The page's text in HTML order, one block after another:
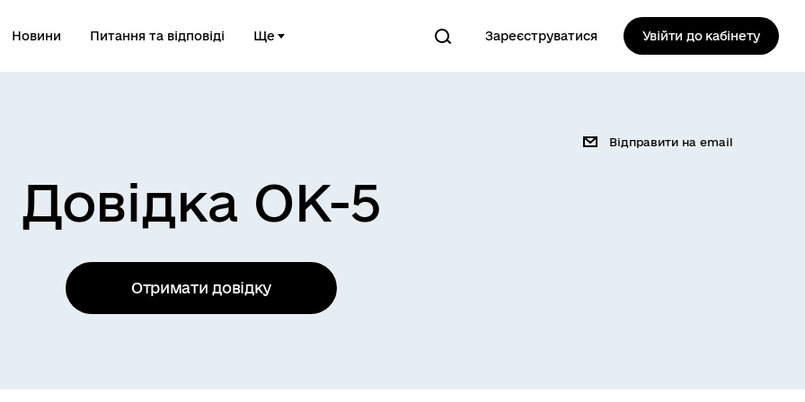
Новини Питання та відповіді Ще Зареєструватися Увійти до кабінету
Відправити на email
Довідка ОК-5
Отримати довідку